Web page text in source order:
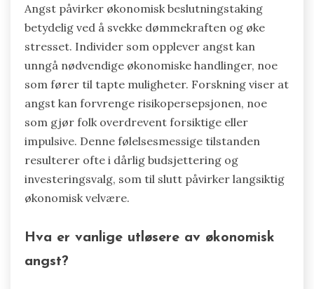
Angst påvirker økonomisk beslutningstaking
betydelig ved å svekke dømmekraften og øke
stresset. Individer som opplever angst kan
unngå nødvendige økonomiske handlinger, noe
som fører til tapte muligheter. Forskning viser at
angst kan forvrenge risikopersepsjonen, noe
som gjør folk overdrevent forsiktige eller
impulsive. Denne følelsesmessige tilstanden
resulterer ofte i dårlig budsjettering og
investeringsvalg, som til slutt påvirker langsiktig
økonomisk velvære.
Hva er vanlige utløsere av økonomisk
angst?